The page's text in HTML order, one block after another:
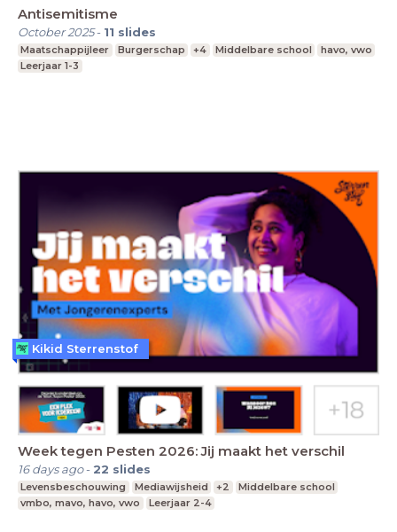
Antisemitisme
October 2025- 11 slides
Maatschappijleer Burgerschap +4 Middelbare school
havo, vwo
Leerjaar 1-3
Week tegen Pesten 2026: Jij maakt het verschil
16 days ago- 22 slides
Levensbeschouwing Mediawijsheid +2
Middelbare school
vmbo, mavo, havo, vwo
Leerjaar 2-4
Kikid Sterrenstof